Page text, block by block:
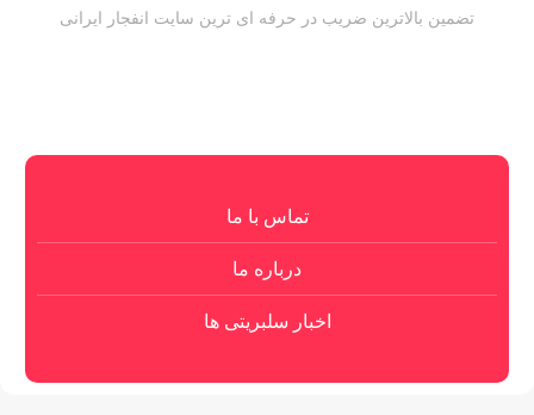
تضمین بالاترین ضریب در حرفه ای ترین سایت انفجار ایرانی
تماس با ما
درباره ما
اخبار سلبریتی ها